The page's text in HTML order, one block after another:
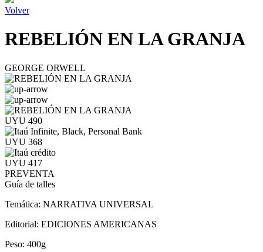
Volver
REBELIÓN EN LA GRANJA
GEORGE ORWELL
UYU 490
UYU 368
UYU 417
PREVENTA
Guía de talles
Temática: NARRATIVA UNIVERSAL
Editorial: EDICIONES AMERICANAS
Peso: 400g